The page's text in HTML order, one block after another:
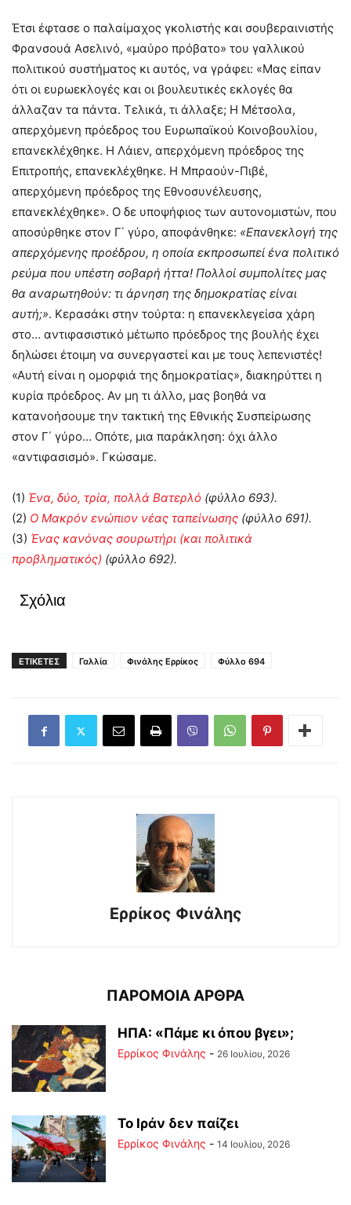
Έτσι έφτασε ο παλαίμαχος γκολιστής και σουβεραινιστής
Φρανσουά Ασελινό, «μαύρο πρόβατο» του γαλλικού
πολιτικού συστήματος κι αυτός, να γράφει: «Μας είπαν
ότι οι ευρωεκλογές και οι βουλευτικές εκλογές θα
άλλαζαν τα πάντα. Τελικά, τι άλλαξε; Η Μέτσολα,
απερχόμενη πρόεδρος του Ευρωπαϊκού Κοινοβουλίου,
επανεκλέχθηκε. Η Λάιεν, απερχόμενη πρόεδρος της
Επιτροπής, επανεκλέχθηκε. Η Μπραούν-Πιβέ,
απερχόμενη πρόεδρος της Εθνοσυνέλευσης,
επανεκλέχθηκε». Ο δε υποψήφιος των αυτονομιστών, που
αποσύρθηκε στον Γ΄ γύρο, αποφάνθηκε: «Επανεκλογή της
απερχόμενης προέδρου, η οποία εκπροσωπεί ένα πολιτικό
ρεύμα που υπέστη σοβαρή ήττα! Πολλοί συμπολίτες μας
θα αναρωτηθούν: τι άρνηση της δημοκρατίας είναι
αυτή;». Κερασάκι στην τούρτα: η επανεκλεγείσα χάρη
στο… αντιφασιστικό μέτωπο πρόεδρος της βουλής έχει
δηλώσει έτοιμη να συνεργαστεί και με τους λεπενιστές!
«Αυτή είναι η ομορφιά της δημοκρατίας», διακηρύττει η
κυρία πρόεδρος. Αν μη τι άλλο, μας βοηθά να
κατανοήσουμε την τακτική της Εθνικής Συσπείρωσης
στον Γ΄ γύρο… Οπότε, μια παράκληση: όχι άλλο
«αντιφασισμό». Γκώσαμε.
(1) Ένα, δύο, τρία, πολλά Βατερλό (φύλλο 693).
(2) Ο Μακρόν ενώπιον νέας ταπείνωσης (φύλλο 691).
(3) Ένας κανόνας σουρωτήρι (και πολιτικά
προβληματικός) (φύλλο 692).
Σχόλια
ΕΤΙΚΕΤΕΣ Γαλλία Φινάλης Ερρίκος Φύλλο 694
Ερρίκος Φινάλης
ΠΑΡΟΜΟΙΑ ΑΡΘΡΑ
ΗΠΑ: «Πάμε κι όπου βγει»;
Ερρίκος Φινάλης - 26 Ιουλίου, 2026
Το Ιράν δεν παίζει
Ερρίκος Φινάλης - 14 Ιουλίου, 2026